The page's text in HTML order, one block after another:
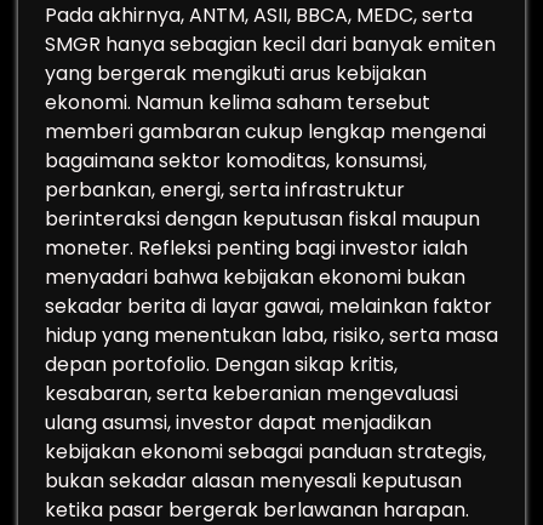
Pada akhirnya, ANTM, ASII, BBCA, MEDC, serta
SMGR hanya sebagian kecil dari banyak emiten
yang bergerak mengikuti arus kebijakan
ekonomi. Namun kelima saham tersebut
memberi gambaran cukup lengkap mengenai
bagaimana sektor komoditas, konsumsi,
perbankan, energi, serta infrastruktur
berinteraksi dengan keputusan fiskal maupun
moneter. Refleksi penting bagi investor ialah
menyadari bahwa kebijakan ekonomi bukan
sekadar berita di layar gawai, melainkan faktor
hidup yang menentukan laba, risiko, serta masa
depan portofolio. Dengan sikap kritis,
kesabaran, serta keberanian mengevaluasi
ulang asumsi, investor dapat menjadikan
kebijakan ekonomi sebagai panduan strategis,
bukan sekadar alasan menyesali keputusan
ketika pasar bergerak berlawanan harapan.